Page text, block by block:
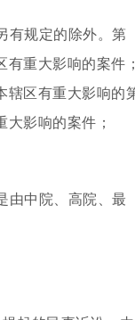
有规定的除外。第
有重大影响的案件
辖区有重大影响的
影响的案件；
由中院、高院、最